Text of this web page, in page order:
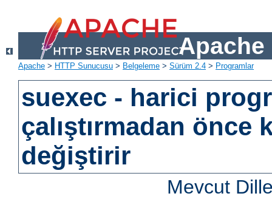
Apache
Apache > HTTP Sunucusu > Belgeleme > Sürüm 2.4 > Programlar
suexec - harici
çalıştırmadan önce
değiştirir
Mevcut